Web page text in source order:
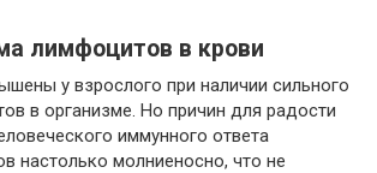
лимфоцитов в крови
у взрослого при наличии сильного
в организме. Но причин для радости
иммунного ответа
настолько молниеносно, что не